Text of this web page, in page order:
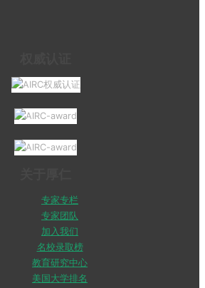
专家专栏
专家团队
加入我们
名校录取榜
教育研究中心
美国大学排名